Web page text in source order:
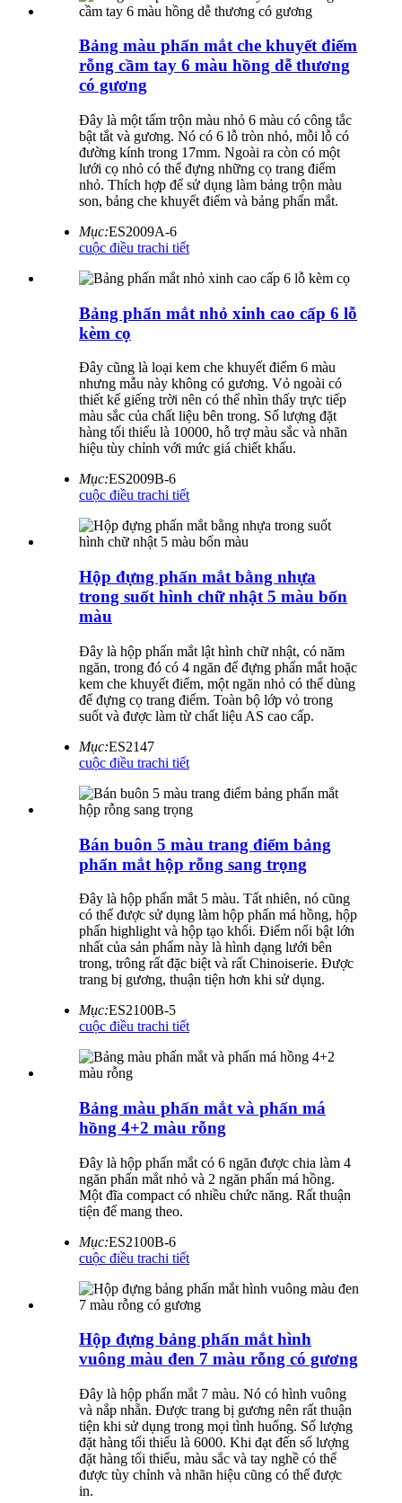
Bảng màu phấn mắt che khuyết điểm
rỗng cầm tay 6 màu hồng dễ thương
có gương
Đây là một tấm trộn màu nhỏ 6 màu có công tắc
bật tắt và gương. Nó có 6 lỗ tròn nhỏ, mỗi lỗ có
đường kính trong 17mm. Ngoài ra còn có một
lưới cọ nhỏ có thể đựng những cọ trang điểm
nhỏ. Thích hợp để sử dụng làm bảng trộn màu
son, bảng che khuyết điểm và bảng phấn mắt.
Mục:ES2009A-6
cuộc điều trachi tiết
Bảng phấn mắt nhỏ xinh cao cấp 6 lỗ
kèm cọ
Đây cũng là loại kem che khuyết điểm 6 màu
nhưng mẫu này không có gương. Vỏ ngoài có
thiết kế giếng trời nên có thể nhìn thấy trực tiếp
màu sắc của chất liệu bên trong. Số lượng đặt
hàng tối thiểu là 10000, hỗ trợ màu sắc và nhãn
hiệu tùy chỉnh với mức giá chiết khấu.
Mục:ES2009B-6
cuộc điều trachi tiết
Hộp đựng phấn mắt bằng nhựa
trong suốt hình chữ nhật 5 màu bốn
màu
Đây là hộp phấn mắt lật hình chữ nhật, có năm
ngăn, trong đó có 4 ngăn để đựng phấn mắt hoặc
kem che khuyết điểm, một ngăn nhỏ có thể dùng
để đựng cọ trang điểm. Toàn bộ lớp vỏ trong
suốt và được làm từ chất liệu AS cao cấp.
Mục:ES2147
cuộc điều trachi tiết
Bán buôn 5 màu trang điểm bảng
phấn mắt hộp rỗng sang trọng
Đây là hộp phấn mắt 5 màu. Tất nhiên, nó cũng
có thể được sử dụng làm hộp phấn má hồng, hộp
phấn highlight và hộp tạo khối. Điểm nổi bật lớn
nhất của sản phẩm này là hình dạng lưới bên
trong, trông rất đặc biệt và rất Chinoiserie. Được
trang bị gương, thuận tiện hơn khi sử dụng.
Mục:ES2100B-5
cuộc điều trachi tiết
Bảng màu phấn mắt và phấn má
hồng 4+2 màu rỗng
Đây là hộp phấn mắt có 6 ngăn được chia làm 4
ngăn phấn mắt nhỏ và 2 ngăn phấn má hồng.
Một đĩa compact có nhiều chức năng. Rất thuận
tiện để mang theo.
Mục:ES2100B-6
cuộc điều trachi tiết
Hộp đựng bảng phấn mắt hình
vuông màu đen 7 màu rỗng có gương
Đây là hộp phấn mắt 7 màu. Nó có hình vuông
và nắp nhẵn. Được trang bị gương nên rất thuận
tiện khi sử dụng trong mọi tình huống. Số lượng
đặt hàng tối thiểu là 6000. Khi đạt đến số lượng
đặt hàng tối thiểu, màu sắc và tay nghề có thể
được tùy chỉnh và nhãn hiệu cũng có thể được
in.